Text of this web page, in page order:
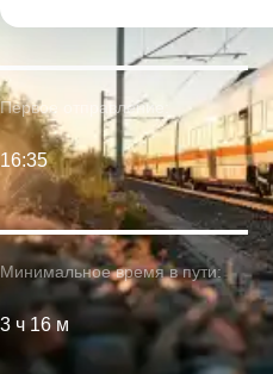
Минимальное время в пути:
3 ч 16 м
Первое отправление:
16:35